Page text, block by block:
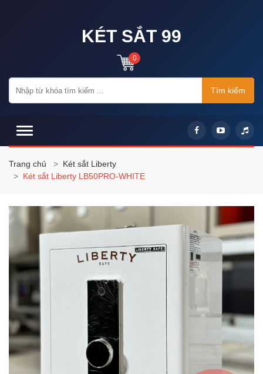
KÉT SẮT 99
0
Tìm kiếm
Trang chủ
Két sắt Liberty
Két sắt Liberty LB50PRO-WHITE